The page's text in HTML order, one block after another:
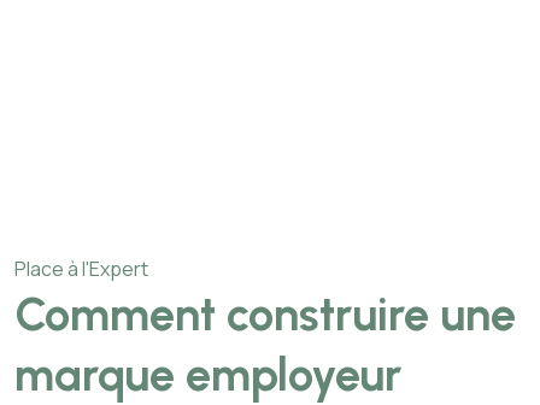
Place à l'Expert
Comment construire une
marque employeur